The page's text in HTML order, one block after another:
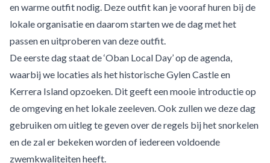
en warme outfit nodig. Deze outfit kan je vooraf huren bij de
lokale organisatie en daarom starten we de dag met het
passen en uitproberen van deze outfit.
De eerste dag staat de ‘Oban Local Day’ op de agenda,
waarbij we locaties als het historische Gylen Castle en
Kerrera Island opzoeken. Dit geeft een mooie introductie op
de omgeving en het lokale zeeleven. Ook zullen we deze dag
gebruiken om uitleg te geven over de regels bij het snorkelen
en de zal er bekeken worden of iedereen voldoende
zwemkwaliteiten heeft.